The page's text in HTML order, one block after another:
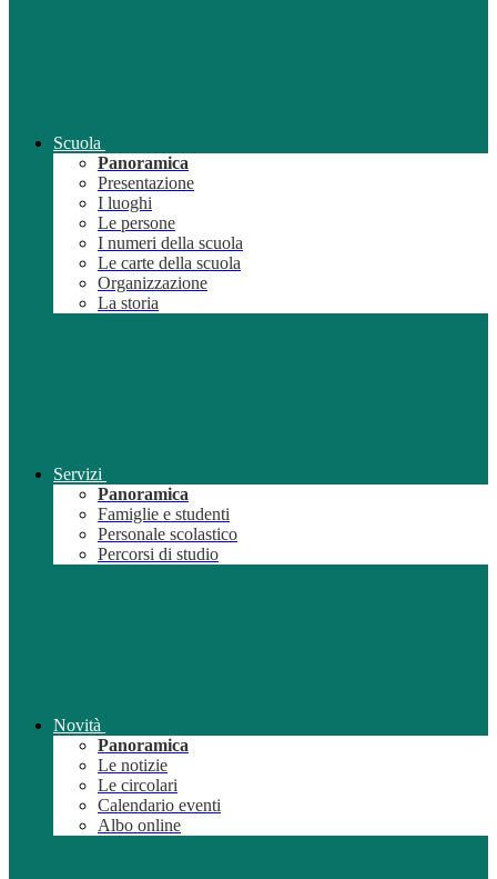
Scuola
Panoramica
Presentazione
I luoghi
Le persone
I numeri della scuola
Le carte della scuola
Organizzazione
La storia
Servizi
Panoramica
Famiglie e studenti
Personale scolastico
Percorsi di studio
Novità
Panoramica
Le notizie
Le circolari
Calendario eventi
Albo online